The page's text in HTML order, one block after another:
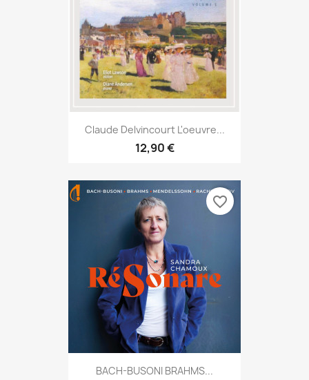
Claude Delvincourt L'oeuvre...
12,90 €
BACH-BUSONI BRAHMS...
favorite_border